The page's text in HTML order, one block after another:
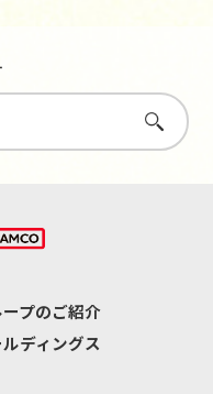
さがす
プのご紹介
ディングス